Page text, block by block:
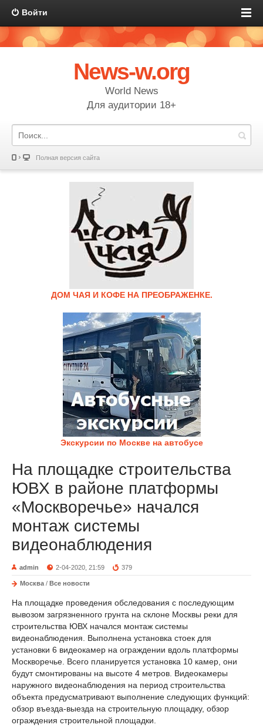
Войти
News-w.org
World News
Для аудитории 18+
Полная версия сайта
ДОМ ЧАЯ И КОФЕ НА ПРЕОБРАЖЕНКЕ.
Экскурсии по Москве на автобусе
На площадке строительства
ЮВХ в районе платформы
«Москворечье» начался
монтаж системы
видеонаблюдения
admin 2-04-2020, 21:59 379
Москва / Все новости
На площадке проведения обследования с последующим
вывозом загрязненного грунта на склоне Москвы реки для
строительства ЮВХ начался монтаж системы
видеонаблюдения. Выполнена установка стоек для
установки 6 видеокамер на ограждении вдоль платформы
Москворечье. Всего планируется установка 10 камер, они
будут смонтированы на высоте 4 метров. Видеокамеры
наружного видеонаблюдения на период строительства
объекта предусматривают выполнение следующих функций:
обзор въезда-выезда на строительную площадку, обзор
ограждения строительной площадки.